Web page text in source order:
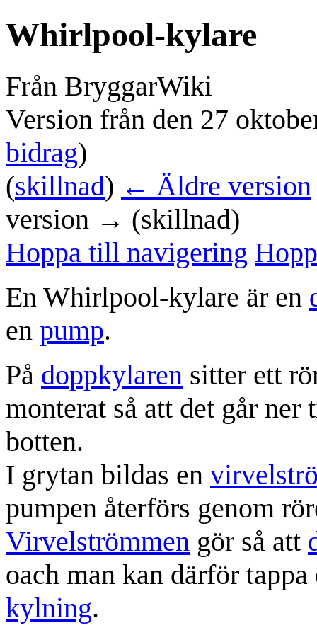
Whirlpool-kylare
Från BryggarWiki
Version från den 27
bidrag)
(skillnad) ← Äldre version
version → (skillnad)
Hoppa till navigering
En Whirlpool-kylare är en
en pump.
På doppkylaren sitter ett
monterat så att det går
botten.
I grytan bildas en
pumpen återförs genom
Virvelströmmen gör så att
oach man kan därför
kylning.